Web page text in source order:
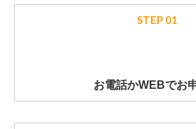
STEP 01
お電話かWEBでお